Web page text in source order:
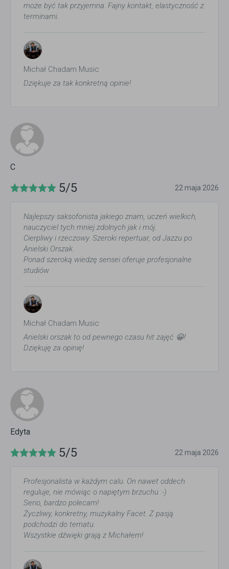
może być tak przyjemna. Fajny kontakt, elastyczność z
terminami.
Michał Chadam Music
Dziękuje za tak konkretną opinie!
C
5/5 22 maja 2026
Najlepszy saksofonista jakiego znam, uczeń wielkich,
nauczyciel tych mniej zdolnych jak i mój.
Cierpliwy i rzeczowy. Szeroki repertuar, od Jazzu po
Anielski Orszak.
Ponad szeroką wiedzę sensei oferuje profesjonalne
studiów
Michał Chadam Music
Anielski orszak to od pewnego czasu hit zajęć 😀!
Dziękuję za opinię!
Edyta
5/5 22 maja 2026
Profesjonalista w każdym calu. On nawet oddech
reguluje, nie mówiąc o napiętym brzuchu :-)
Serio, bardzo polecam!
Życzliwy, konkretny, muzykalny Facet. Z pasją
podchodzi do tematu.
Wszystkie dźwięki grają z Michałem!